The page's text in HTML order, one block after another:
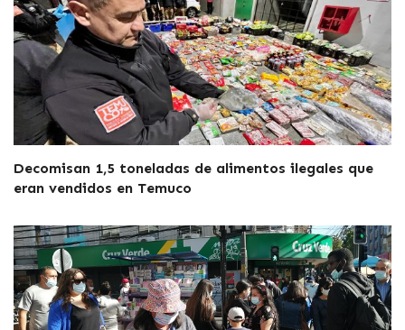
Decomisan 1,5 toneladas de alimentos ilegales que
eran vendidos en Temuco